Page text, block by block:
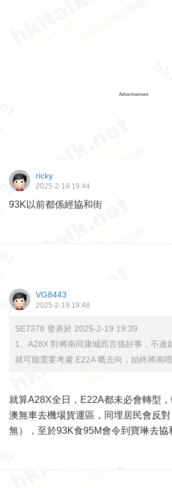
Advertisement
ricky
2025-2-19 19:44
93K以前都係經協和街
VG8443
2025-2-19 19:48
SE7378 發表於 2025-2-19 19:39
1、A28X 對將南同康城而言係好事，不過
就可能需要考慮 E22A 嘅去向，始終將南唔
就算A28X全日，E22A都未必會轉型
澳無車去機場貨運區，同埋居民會反
無），至於93K食95M會令到寶琳去協